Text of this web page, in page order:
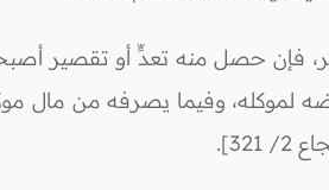
فإن حصل منه تعدٍّ أو
لموكله، وفيما يصرفه من مال